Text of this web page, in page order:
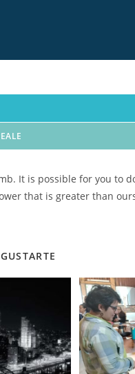
It is possible for you to
that is greater than